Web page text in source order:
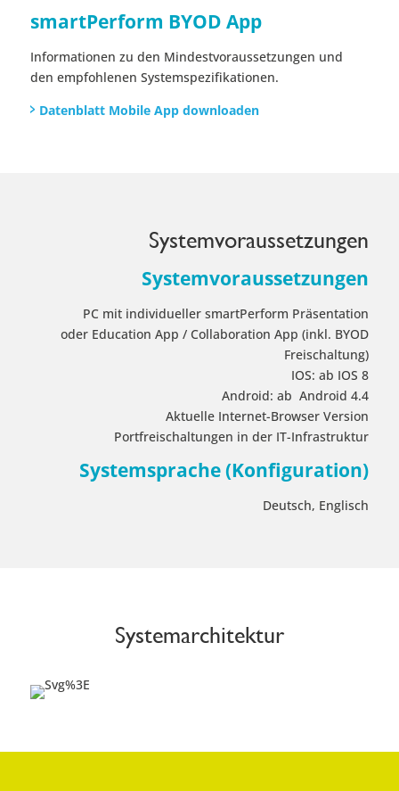
smartPerform BYOD App
Informationen zu den Mindestvoraussetzungen und
den empfohlenen Systemspezifikationen.
Datenblatt Mobile App downloaden
Systemvoraussetzungen
Systemvoraussetzungen
PC mit individueller smartPerform Präsentation
oder Education App / Collaboration App (inkl. BYOD
Freischaltung)
IOS: ab IOS 8
Android: ab Android 4.4
Aktuelle Internet-Browser Version
Portfreischaltungen in der IT-Infrastruktur
Systemsprache (Konfiguration)
Deutsch, Englisch
Systemarchitektur